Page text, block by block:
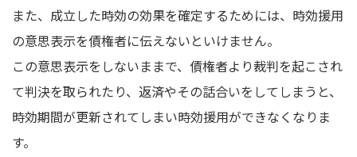
また、成立した時効の効果を確定するためには、時効援用
の意思表示を債権者に伝えないといけません。
この意思表示をしないままで、債権者より裁判を起こされ
て判決を取られたり、返済やその話合いをしてしまうと、
時効期間が更新されてしまい時効援用ができなくなりま
す。